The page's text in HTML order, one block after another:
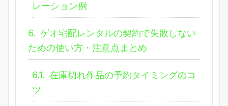
レーション例
6. ゲオ宅配レンタルの契約で失敗しない
ための使い方・注意点まとめ
6.1. 在庫切れ作品の予約タイミングのコ
ツ